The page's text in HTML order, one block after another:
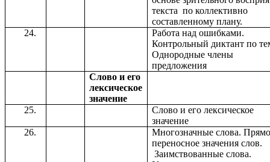
текста по коллективно
составленному плану.
Работа над ошибками.
Контрольный диктант по
Однородные члены
предложения
Слово и его
лексическое
значение
Слово и его лексическое
значение
Многозначные слова.
переносное значения слов.
Заимствованные слова.